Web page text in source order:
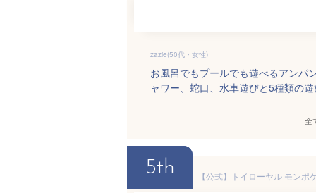
zazie(50代・女性)
お風呂でもプールでも遊べるアンパ
ャワー、蛇口、水車遊びと5種類の
全
5th